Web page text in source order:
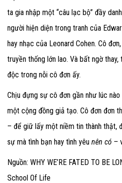
ta gia nhập một “câu lạc bộ” đầy
người hiện diện trong tranh của
hay nhạc của Leonard Cohen. Cô
truyền thống lớn lao. Và bất ngờ thay,
độc trong nỗi cô đơn ấy.
Chịu đựng sự cô đơn gần như lúc
một cộng đồng giả tạo. Cô đơn đơn
– để giữ lấy một niềm tin thành thật,
sự mà tình bạn hay tình yêu nên có –
Nguồn: WHY WE’RE FATED TO BE
School Of Life